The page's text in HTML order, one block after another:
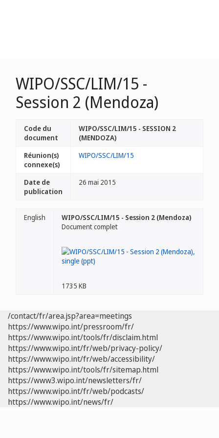
WIPO/SSC/LIM/15 -
Session 2 (Mendoza)
Code du
document
WIPO/SSC/LIM/15 - SESSION 2
(MENDOZA)
Réunion(s)
connexe(s)
WIPO/SSC/LIM/15
Date de
publication
26 mai 2015
English
WIPO/SSC/LIM/15 - Session 2 (Mendoza)
Document complet
1735 KB
/contact/fr/area.jsp?area=meetings
https://www.wipo.int/pressroom/fr/
https://www.wipo.int/tools/fr/disclaim.html
https://www.wipo.int/fr/web/privacy-policy/
https://www.wipo.int/fr/web/accessibility/
https://www.wipo.int/tools/fr/sitemap.html
https://www3.wipo.int/newsletters/fr/
https://www.wipo.int/fr/web/podcasts/
https://www.wipo.int/news/fr/